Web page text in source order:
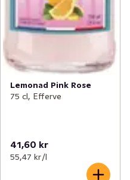
Lemonad Pink Rose
75 cl, Efferve
41,60 kr
55,47 kr /l